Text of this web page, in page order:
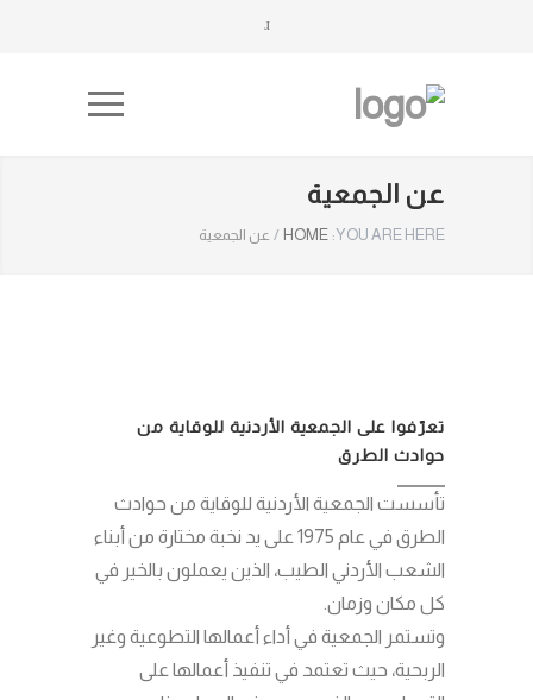
عن الجمعية
YOU ARE HERE:
HOME
/ عن الجمعية
تعرّفوا على الجمعية الأردنية للوقاية من
حوادث الطرق
تأسست الجمعية الأردنية للوقاية من حوادث
الطرق في عام 1975 على يد نخبة مختارة من أبناء
الشعب الأردني الطيب، الذين يعملون بالخير في
كل مكان وزمان.
وتستمر الجمعية في أداء أعمالها التطوعية وغير
الربحية، حيث تعتمد في تنفيذ أعمالها على